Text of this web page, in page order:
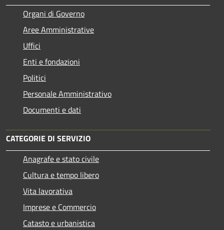
Organi di Governo
Aree Amministrative
Uffici
Enti e fondazioni
Politici
Personale Amministrativo
Documenti e dati
CATEGORIE DI SERVIZIO
Anagrafe e stato civile
Cultura e tempo libero
Vita lavorativa
Imprese e Commercio
Catasto e urbanistica